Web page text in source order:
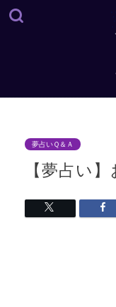
夢占いＱ＆Ａ
【夢占い